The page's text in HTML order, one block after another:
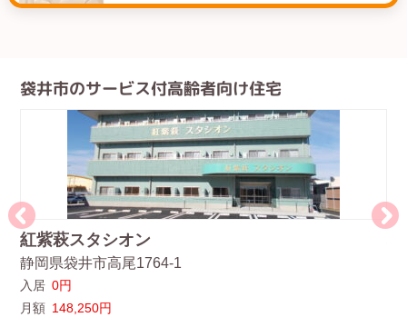
袋井市のサービス付高齢者向け住宅
紅紫萩スタシオン
静岡県袋井市高尾1764-1
入居 0円
月額 148,250円